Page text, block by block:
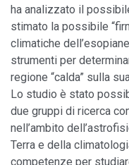
ha analizzato il
stimato la possibile
climatiche
strumenti per
regione “calda” sulla
Lo studio è stato
due gruppi di ricerca
nell’ambito
Terra e della
competenze per